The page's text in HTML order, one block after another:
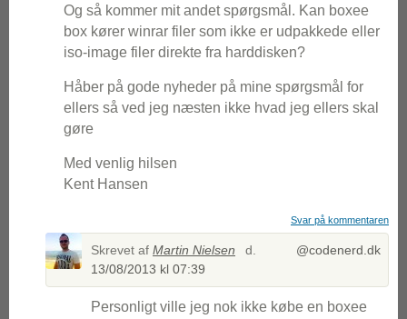
Og så kommer mit andet spørgsmål. Kan boxee
box kører winrar filer som ikke er udpakkede eller
iso-image filer direkte fra harddisken?
Håber på gode nyheder på mine spørgsmål for
ellers så ved jeg næsten ikke hvad jeg ellers skal
gøre
Med venlig hilsen
Kent Hansen
Svar på kommentaren
Skrevet af Martin Nielsen @codenerd.dk
d.
13/08/2013 kl 07:39
Personligt ville jeg nok ikke købe en boxee